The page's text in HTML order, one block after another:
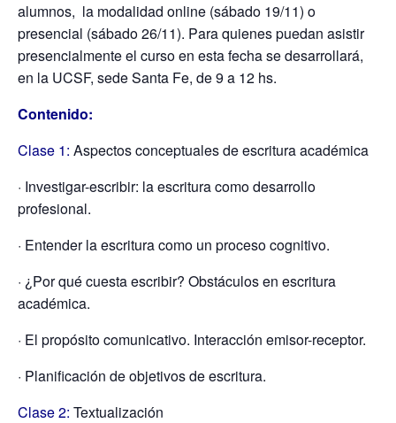
alumnos, la modalidad online (sábado 19/11) o
presencial (sábado 26/11). Para quienes puedan asistir
presencialmente el curso en esta fecha se desarrollará,
en la UCSF, sede Santa Fe, de 9 a 12 hs.
Contenido:
Clase 1: Aspectos conceptuales de escritura académica
· Investigar-escribir: la escritura como desarrollo
profesional.
· Entender la escritura como un proceso cognitivo.
· ¿Por qué cuesta escribir? Obstáculos en escritura
académica.
· El propósito comunicativo. Interacción emisor-receptor.
· Planificación de objetivos de escritura.
Clase 2: Textualización